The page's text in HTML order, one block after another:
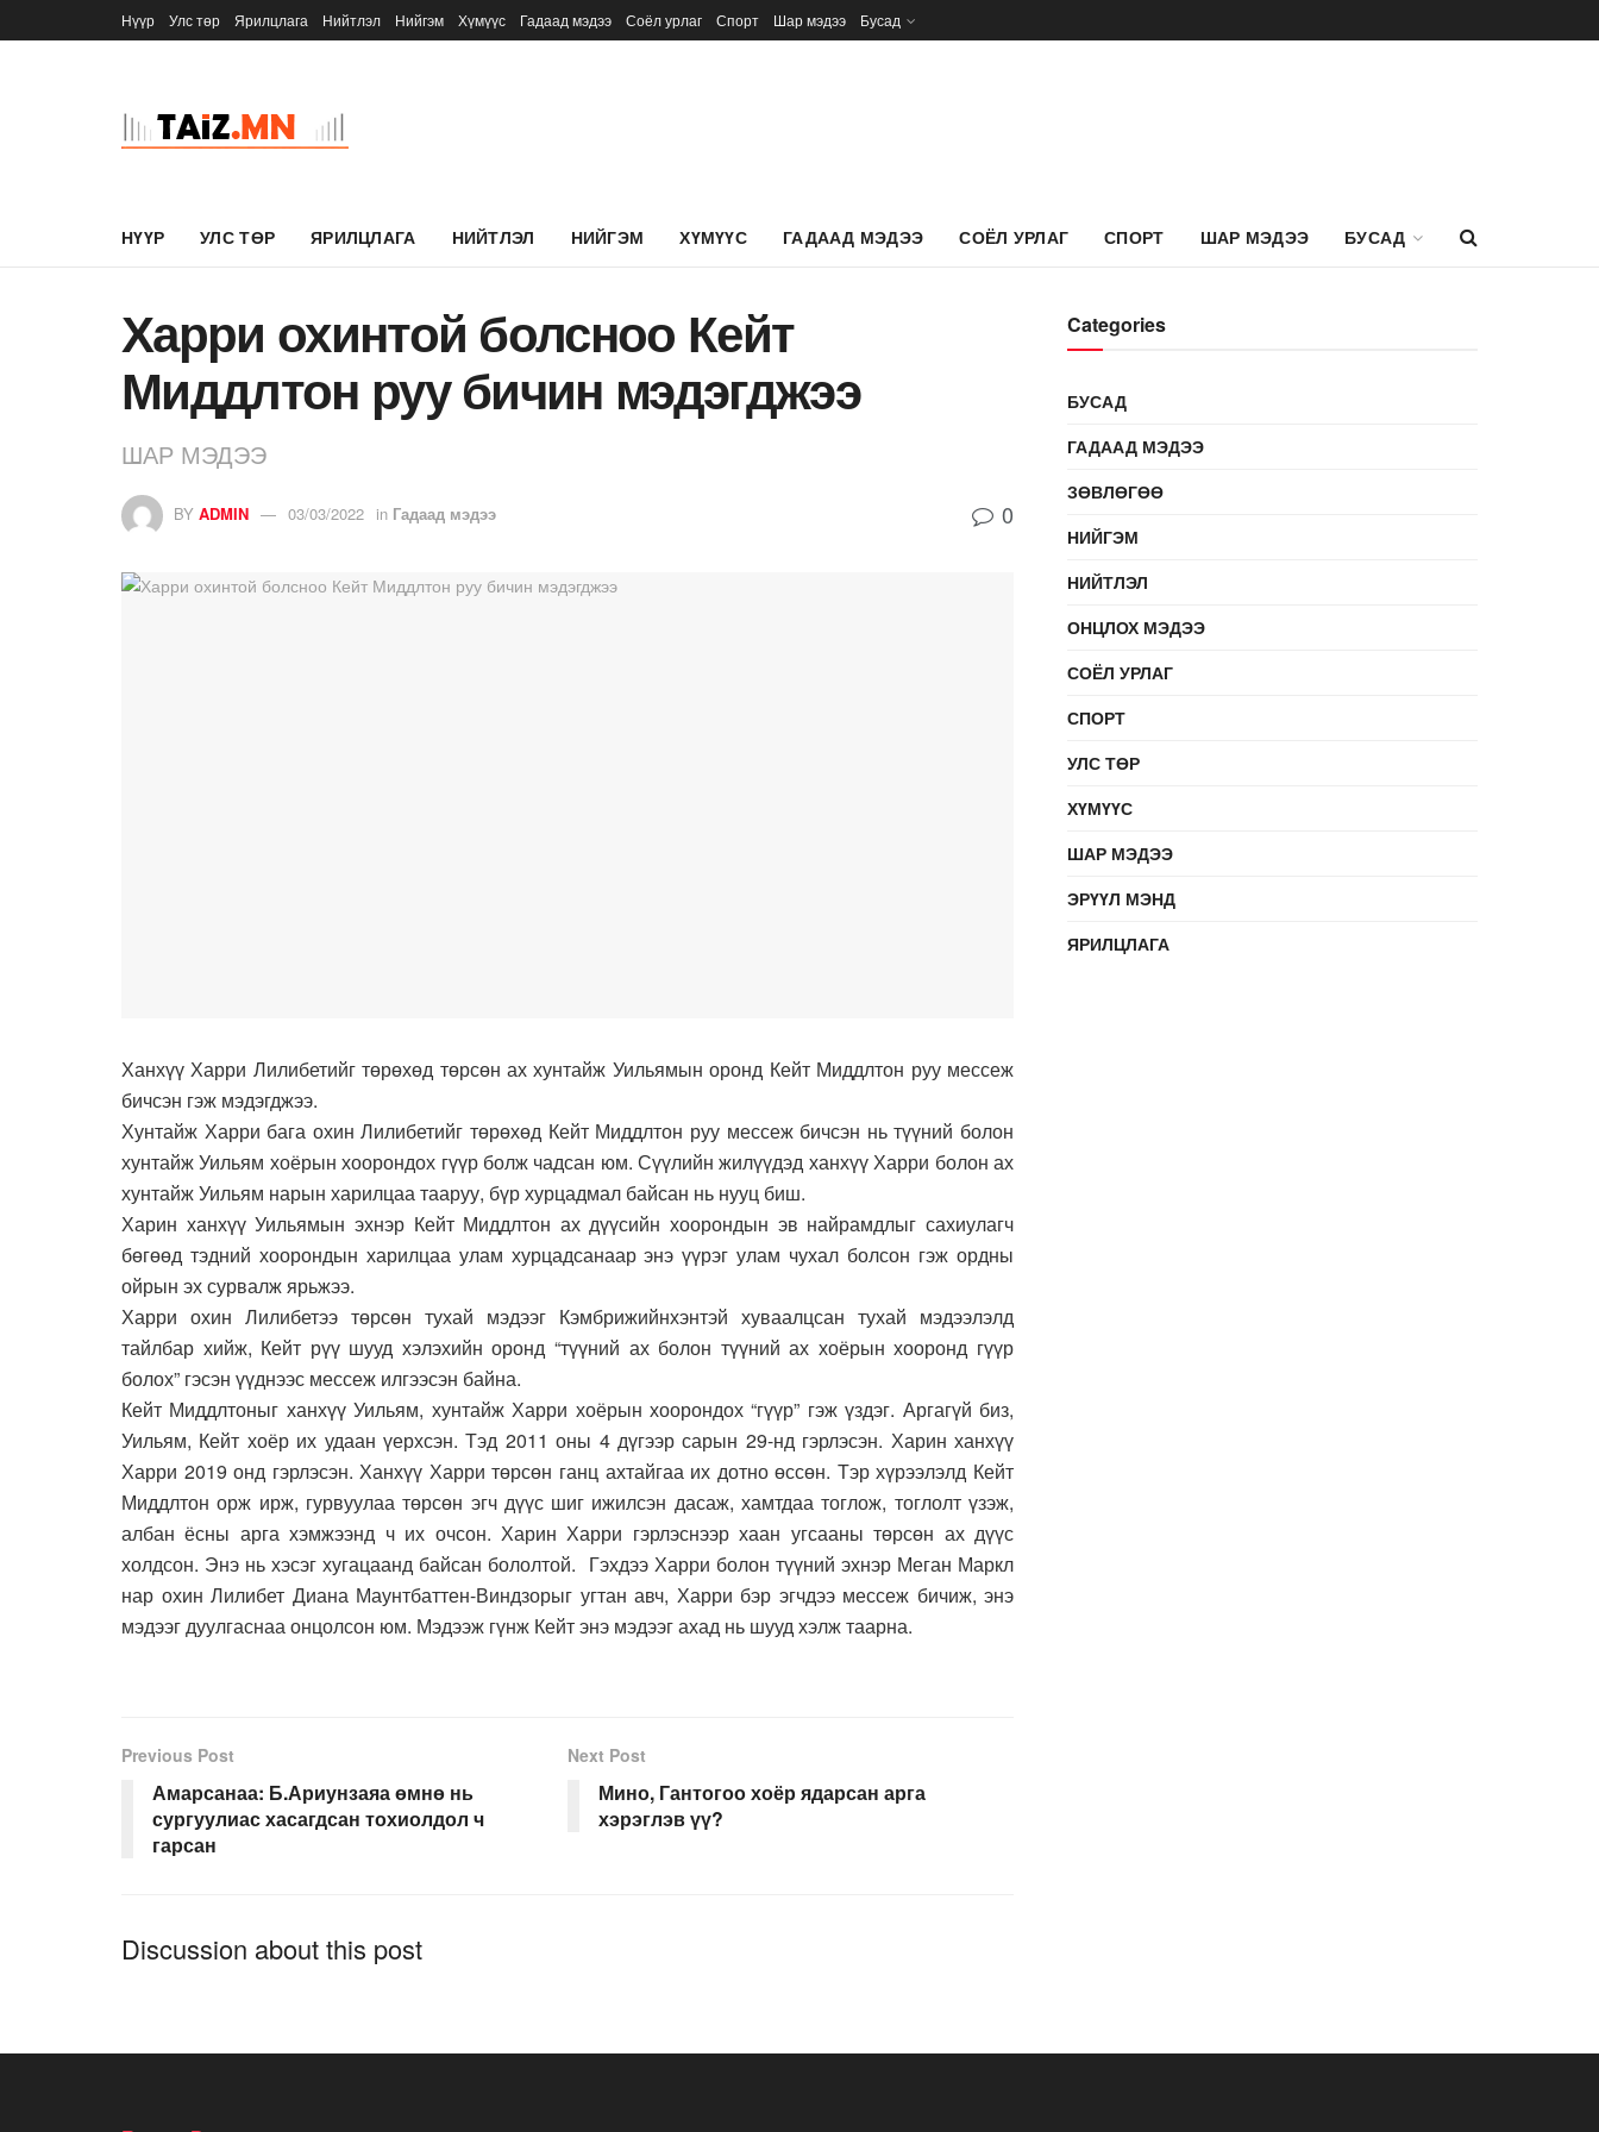
Нүүр Улс төр Ярилцлага Нийтлэл Нийгэм Хүмүүс Гадаад мэдээ Соёл урлаг Спорт Шар мэдээ Бусад
НҮҮР УЛС ТӨР ЯРИЛЦЛАГА НИЙТЛЭЛ НИЙГЭМ ХҮМҮҮС ГАДААД МЭДЭЭ СОЁЛ УРЛАГ СПОРТ ШАР МЭДЭЭ БУСАД
Харри охинтой болсноо Кейт
Миддлтон руу бичин мэдэгджээ
ШАР МЭДЭЭ
BY ADMIN 03/03/2022 in Гадаад мэдээ 0
Ханхүү Харри Лилибетийг төрөхөд төрсөн ах хунтайж Уильямын оронд Кейт Миддлтон руу мессеж
бичсэн гэж мэдэгджээ.
Хунтайж Харри бага охин Лилибетийг төрөхөд Кейт Миддлтон руу мессеж бичсэн нь түүний болон
хунтайж Уильям хоёрын хоорондох гүүр болж чадсан юм. Сүүлийн жилүүдэд ханхүү Харри болон ах
хунтайж Уильям нарын харилцаа тааруу, бүр хурцадмал байсан нь нууц биш.
Харин ханхүү Уильямын эхнэр Кейт Миддлтон ах дүүсийн хоорондын эв найрамдлыг сахиулагч
бөгөөд тэдний хоорондын харилцаа улам хурцадсанаар энэ үүрэг улам чухал болсон гэж ордны
ойрын эх сурвалж ярьжээ.
Харри охин Лилибетээ төрсөн тухай мэдээг Кэмбрижийнхэнтэй хуваалцсан тухай мэдээлэлд
тайлбар хийж, Кейт рүү шууд хэлэхийн оронд “түүний ах болон түүний ах хоёрын хооронд гүүр
болох” гэсэн үүднээс мессеж илгээсэн байна.
Кейт Миддлтоныг ханхүү Уильям, хунтайж Харри хоёрын хоорондох “гүүр” гэж үздэг. Аргагүй биз,
Уильям, Кейт хоёр их удаан үерхсэн. Тэд 2011 оны 4 дүгээр сарын 29-нд гэрлэсэн. Харин ханхүү
Харри 2019 онд гэрлэсэн. Ханхүү Харри төрсөн ганц ахтайгаа их дотно өссөн. Тэр хүрээлэлд Кейт
Миддлтон орж ирж, гурвуулаа төрсөн эгч дүүс шиг ижилсэн дасаж, хамтдаа тоглож, тоглолт үзэж,
албан ёсны арга хэмжээнд ч их очсон. Харин Харри гэрлэснээр хаан угсааны төрсөн ах дүүс
холдсон. Энэ нь хэсэг хугацаанд байсан бололтой. Гэхдээ Харри болон түүний эхнэр Меган Маркл
нар охин Лилибет Диана Маунтбаттен-Виндзорыг угтан авч, Харри бэр эгчдээ мессеж бичиж, энэ
мэдээг дуулгаснаа онцолсон юм. Мэдээж гүнж Кейт энэ мэдээг ахад нь шууд хэлж таарна.
Previous Post
Амарсанаа: Б.Ариунзаяа өмнө нь
сургуулиас хасагдсан тохиолдол ч
гарсан
Next Post
Мино, Гантогоо хоёр ядарсан арга
хэрэглэв үү?
Discussion about this post
Categories
БУСАД
ГАДААД МЭДЭЭ
ЗӨВЛӨГӨӨ
НИЙГЭМ
НИЙТЛЭЛ
ОНЦЛОХ МЭДЭЭ
СОЁЛ УРЛАГ
СПОРТ
УЛС ТӨР
ХҮМҮҮС
ШАР МЭДЭЭ
ЭРҮҮЛ МЭНД
ЯРИЛЦЛАГА